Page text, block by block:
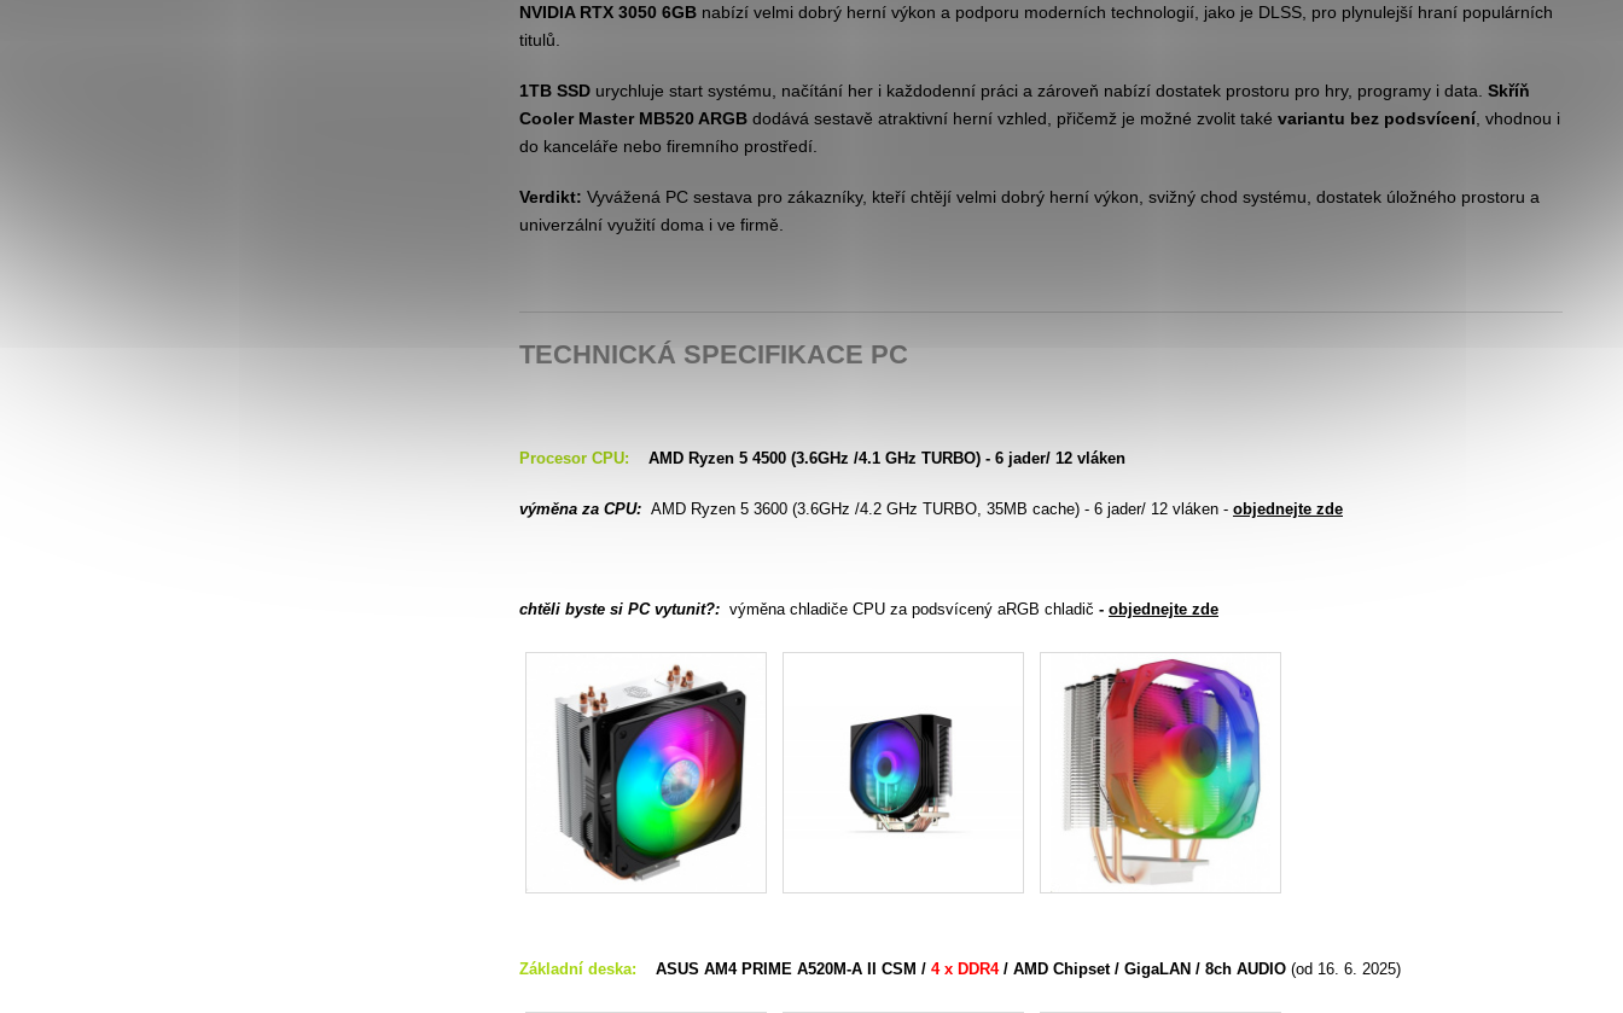
NVIDIA RTX 3050 6GB nabízí velmi dobrý herní výkon a podporu moderních technologií, jako je DLSS, pro plynulejší hraní populárních
titulů.
1TB SSD urychluje start systému, načítání her i každodenní práci a zároveň nabízí dostatek prostoru pro hry, programy i data. Skříň
Cooler Master MB520 ARGB dodává sestavě atraktivní herní vzhled, přičemž je možné zvolit také variantu bez podsvícení , vhodnou i
do kanceláře nebo firemního prostředí.
Verdikt: Vyvážená PC sestava pro zákazníky, kteří chtějí velmi dobrý herní výkon, svižný chod systému, dostatek úložného prostoru a
univerzální využití doma i ve firmě.
TECHNICKÁ SPECIFIKACE PC
Procesor CPU: AMD Ryzen 5 4500 (3.6GHz /4.1 GHz TURBO) - 6 jader/ 12 vláken
výměna za CPU: AMD Ryzen 5 3600 (3.6GHz /4.2 GHz TURBO, 35MB cache) - 6 jader/ 12 vláken - objednejte zde
chtěli byste si PC vytunit?: výměna chladiče CPU za podsvícený aRGB chladič - objednejte zde
Základní deska: ASUS AM4 PRIME A520M-A II CSM / 4 x DDR4/ AMD Chipset / GigaLAN / 8ch AUDIO (od 16. 6. 2025)